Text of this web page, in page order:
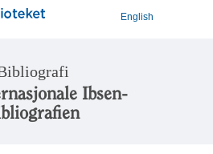
English
Ibsen-